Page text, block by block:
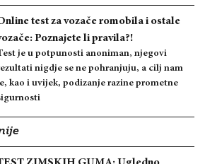
test za vozače romobila i ostale
Poznajete li pravila?!
je u potpunosti anoniman, njegovi
nigdje se ne pohranjuju, a cilj nam
kao i uvijek, podizanje razine prometne